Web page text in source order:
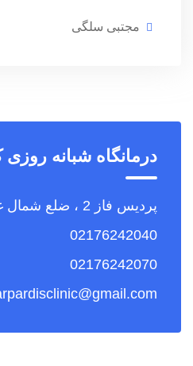
مجتبی سلگی
درمانگاه شبانه
پردیس فاز 2 ، ضلع شمال غربی میدان امام
02176242040
02176242070